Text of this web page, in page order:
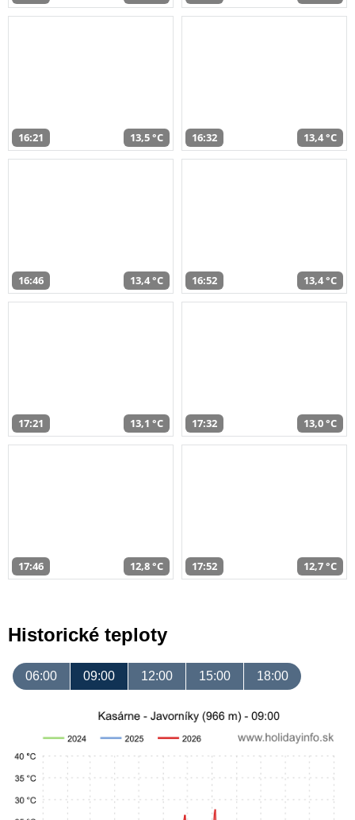
16:21 13,5 °C 16:32 13,4 °C
16:46 13,4 °C 16:52 13,4 °C
17:21 13,1 °C 17:32 13,0 °C
17:46 12,8 °C 17:52 12,7 °C
Historické teploty
06:00 09:00 12:00 15:00 18:00